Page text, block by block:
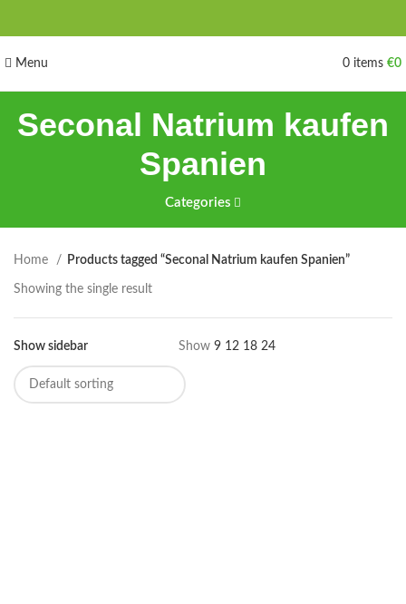
Menu 0 items €0
Seconal Natrium kaufen
Spanien
Categories
Home Products tagged “Seconal Natrium kaufen Spanien”
Showing the single result
Show sidebar Show 9 12 18 24